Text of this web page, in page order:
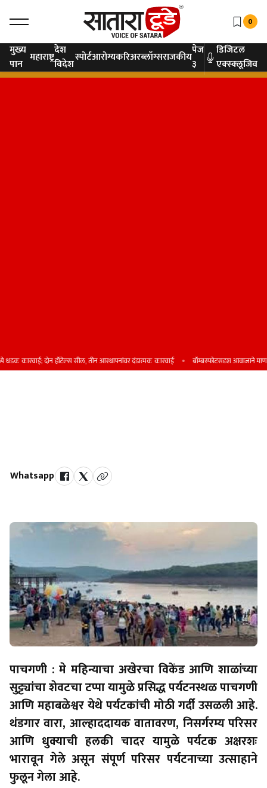
0
मुख्य
पान महाराष्ट्रदेश
विदेशस्पोर्टआरोग्यकरिअरब्लॉग्सराजकीयपेज
३
डिजिटल
एक्स्क्लूजिव
कारवाई; दोन हॉटेल्स सील, तीन आस्थापनांवर दंडात्मक कारवाई बॉम्बस्फोटसदृश आवाजाने माण
Whatsapp
पाचगणी : मे महिन्याचा अखेरचा विकेंड आणि शाळांच्या
सुट्ट्यांचा शेवटचा टप्पा यामुळे प्रसिद्ध पर्यटनस्थळ पाचगणी
आणि महाबळेश्वर येथे पर्यटकांची मोठी गर्दी उसळली आहे.
थंडगार वारा, आल्हाददायक वातावरण, निसर्गरम्य परिसर
आणि धुक्याची हलकी चादर यामुळे पर्यटक अक्षरशः
भारावून गेले असून संपूर्ण परिसर पर्यटनाच्या उत्साहाने
फुलून गेला आहे.